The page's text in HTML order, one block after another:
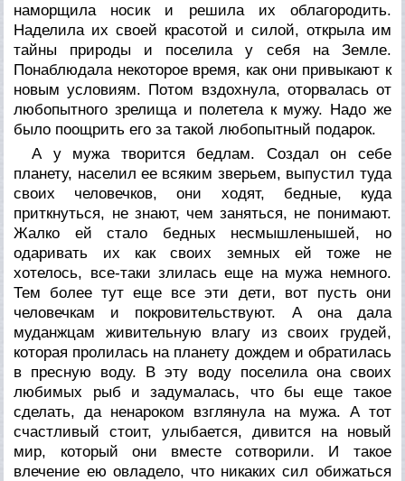
наморщила носик и решила их облагородить.
Наделила их своей красотой и силой, открыла им
тайны природы и поселила у себя на Земле.
Понаблюдала некоторое время, как они привыкают к
новым условиям. Потом вздохнула, оторвалась от
любопытного зрелища и полетела к мужу. Надо же
было поощрить его за такой любопытный подарок.
А у мужа творится бедлам. Создал он себе
планету, населил ее всяким зверьем, выпустил туда
своих человечков, они ходят, бедные, куда
приткнуться, не знают, чем заняться, не понимают.
Жалко ей стало бедных несмышленышей, но
одаривать их как своих земных ей тоже не
хотелось, все-таки злилась еще на мужа немного.
Тем более тут еще все эти дети, вот пусть они
человечкам и покровительствуют. А она дала
муданжцам живительную влагу из своих грудей,
которая пролилась на планету дождем и обратилась
в пресную воду. В эту воду поселила она своих
любимых рыб и задумалась, что бы еще такое
сделать, да ненароком взглянула на мужа. А тот
счастливый стоит, улыбается, дивится на новый
мир, который они вместе сотворили. И такое
влечение ею овладело, что никаких сил обижаться